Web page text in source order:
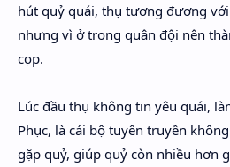
hút quỷ quái, thụ tương đương
nhưng vì ở trong quân đội nên
cọp.
Lúc đầu thụ không tin yêu quái,
Phục, là cái bộ tuyên truyền
gặp quỷ, giúp quỷ còn nhiều hơn